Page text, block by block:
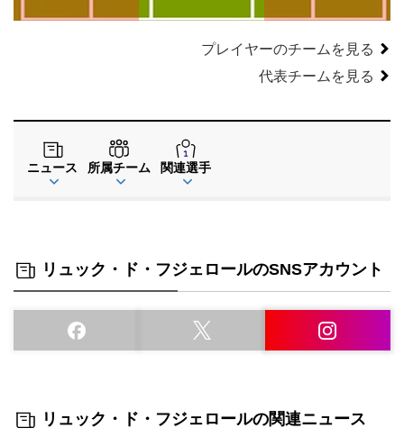
プレイヤーのチームを見る
代表チームを見る
ニュース 所属チーム 関連選手
リュック・ド・フジェロールのSNSアカウント
リュック・ド・フジェロールの関連ニュース